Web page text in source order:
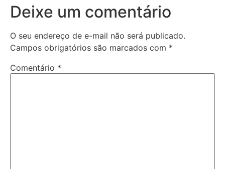
Deixe um comentário
O seu endereço de e-mail não será publicado.
Campos obrigatórios são marcados com *
Comentário *